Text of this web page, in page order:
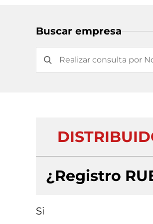
Buscar empresa
¿Registro
Si